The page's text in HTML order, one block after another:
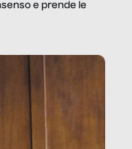
e prende le